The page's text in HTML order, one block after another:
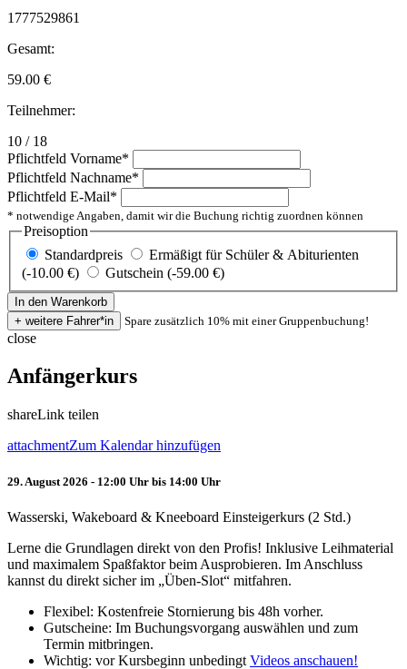
1777529861
Gesamt:
59.00 €
Teilnehmer:
10 / 18
Pflichtfeld Vorname*
Pflichtfeld Nachname*
Pflichtfeld E-Mail*
* notwendige Angaben, damit wir die Buchung richtig zuordnen können
Preisoption
Standardpreis
Ermäßigt für Schüler & Abiturienten
(-10.00 €)
Gutschein (-59.00 €)
Spare zusätzlich 10% mit einer Gruppenbuchung!
close
Anfängerkurs
shareLink teilen
attachmentZum Kalendar hinzufügen
29. August 2026 - 12:00 Uhr bis 14:00 Uhr
Wasserski, Wakeboard & Kneeboard Einsteigerkurs (2 Std.)
Lerne die Grundlagen direkt von den Profis! Inklusive Leihmaterial
und maximalem Spaßfaktor beim Ausprobieren. Im Anschluss
kannst du direkt sicher im „Üben-Slot“ mitfahren.
Flexibel: Kostenfreie Stornierung bis 48h vorher.
Gutscheine: Im Buchungsvorgang auswählen und zum
Termin mitbringen.
Wichtig: vor Kursbeginn unbedingt Videos anschauen!